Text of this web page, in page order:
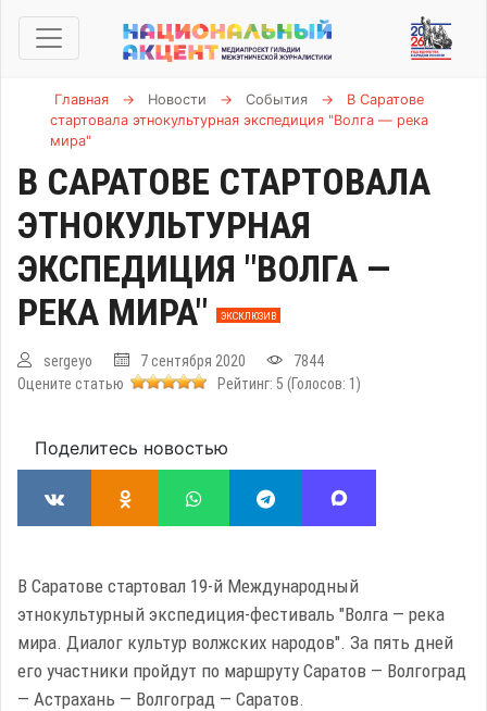
Главная → Новости → События →
В Саратове
стартовала этнокультурная экспедиция "Волга — река
мира"
В САРАТОВЕ СТАРТОВАЛА
ЭТНОКУЛЬТУРНАЯ
ЭКСПЕДИЦИЯ "ВОЛГА —
РЕКА МИРА"
ЭКСКЛЮЗИВ
sergeyo 7 сентября 2020
7844
Оцените статью
Рейтинг: 5 (Голосов: 1 )
Поделитесь новостью
В Саратове стартовал 19-й Международный
этнокультурный экспедиция-фестиваль "Волга — река
мира. Диалог культур волжских народов". За пять дней
его участники пройдут по маршруту Саратов — Волгоград
— Астрахань — Волгоград — Саратов.